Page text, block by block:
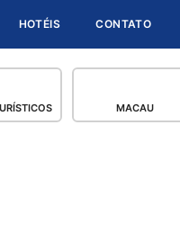
HOTÉIS CONTATO
MACAU